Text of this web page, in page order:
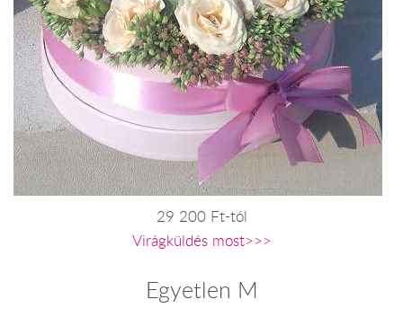
29 200 Ft-tól
Virágküldés most>>>
Egyetlen M